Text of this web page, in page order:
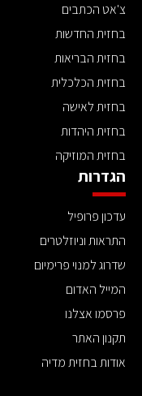
צ'אט הכתבים
בחזית החדשות
בחזית הבריאות
בחזית הכלכלית
בחזית לאישה
בחזית היהדות
בחזית המוזיקה
הגדרות
עדכון פרופיל
התראות וניוזלטרים
שדרוג למנוי פרימיום
המייל האדום
פרסמו אצלנו
תקנון האתר
אודות בחזית מדיה